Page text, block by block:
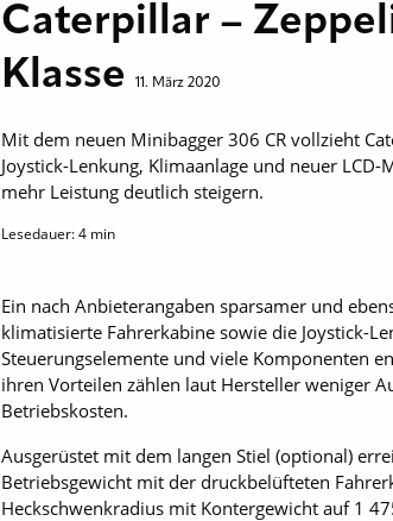
Caterpillar –
Klasse
11. März 2020
Mit dem neuen Minibagger 306 CR vollzieht
Joystick-Lenkung, Klimaanlage und neuer
mehr Leistung deutlich steigern.
Lesedauer:4 min
Ein nach Anbieterangaben sparsamer und
klimatisierte Fahrerkabine sowie die Joystick-
Steuerungselemente und viele Komponenten
ihren Vorteilen zählen laut Hersteller weniger
Betriebskosten.
Ausgerüstet mit dem langen Stiel (optional)
Betriebsgewicht mit der druckbelüfteten
Heckschwenkradius mit Kontergewicht auf 1